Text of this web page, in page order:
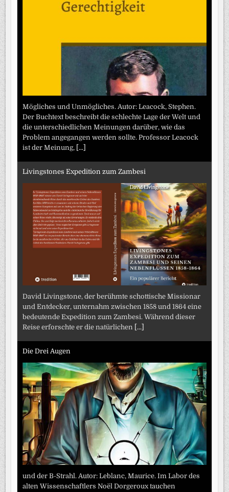
Mögliches und Unmögliches. Autor: Leacock, Stephen.
Der Buchtext beschreibt die schlechte Lage der Welt und
die unterschiedlichen Meinungen darüber, wie das
Problem angegangen werden sollte. Professor Leacock
ist der Meinung, [...]
Livingstones Expedition zum Zambesi
David Livingstone, der berühmte schottische Missionar
und Entdecker, unternahm zwischen 1858 und 1864 eine
bedeutende Expedition zum Zambesi. Während dieser
Reise erforschte er die natürlichen [...]
Die Drei Augen
und der B-Strahl. Autor: Leblanc, Maurice. Im Labor des
alten Wissenschaftlers Noël Dorgeroux tauchen